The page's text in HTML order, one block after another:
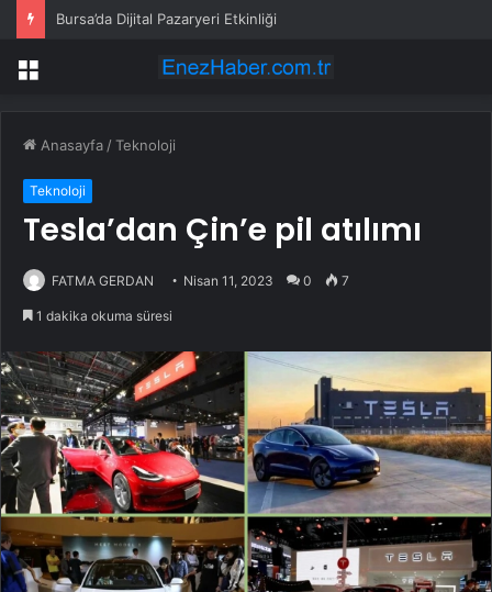
Bursa’da Dijital Pazaryeri Etkinliği
Menü
Anasayfa /Teknoloji
Teknoloji
Tesla’dan Çin’e pil atılımı
FATMA GERDAN Nisan 11, 2023 0 7
1 dakika okuma süresi